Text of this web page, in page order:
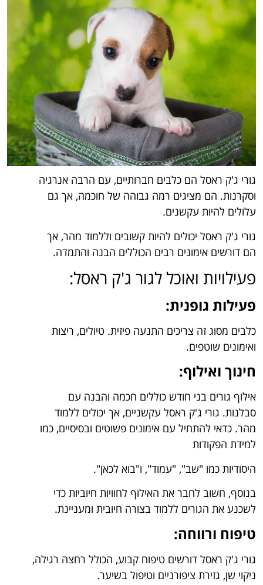
גורי ג'ק ראסל הם כלבים חברותיים, עם הרבה אנרגיה
וסקרנות. הם מציגים רמה גבוהה של חוכמה, אך גם
עלולים להיות עקשנים.
גורי ג'ק ראסל יכולים להיות קשובים וללמוד מהר, אך
הם דורשים אימונים רבים הכוללים הבנה והתמדה.
פעילויות ואוכל לגור ג'ק ראסל:
פעילות גופנית:
כלבים מסוג זה צריכים התנעה פיזית. טיולים, ריצות
ואימונים שוטפים.
חינוך ואילוף:
אילוף גורים בני חודש כוללים חכמה והבנה עם
סבלנות. גורי ג'ק ראסל עקשניים, אך יכולים ללמוד
מהר. כדאי להתחיל עם אימונים פשוטים ובסיסיים, כמו
למידת הפקודות
היסודיות כמו "שב", "עמוד", ו"בוא לכאן".
בנוסף, חשוב לחבר את האילוף לחוויות חיוביות כדי
לשכנע את הגורים ללמוד בצורה חיובית ומעניינת.
טיפוח ורווחה:
גורי ג'ק ראסל דורשים טיפוח קבוע, הכולל רחצה רגילה,
ניקוי שן, גזירת ציפורניים וטיפול בשיער.